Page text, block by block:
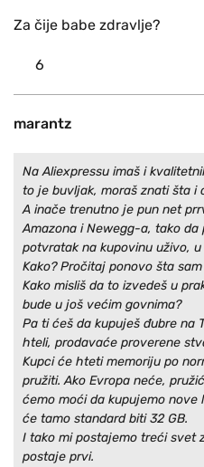
Za čije babe zdravlje?
6
marantz
Na Aliexpressu imaš i
to je buvljak, moraš znati šta i
A inače trenutno je pun net
Amazona i Newegg-a, tako
potvratak na kupovinu uživo,
Kako? Pročitaj ponovo šta
Kako misliš da to izvedeš u
bude u još većim govnima?
Pa ti ćeš da kupuješ đubre na
hteli, prodavaće proverene
Kupci će hteti memoriju po
pružiti. Ako Evropa neće,
ćemo moći da kupujemo nove
će tamo standard biti 32 GB.
I tako mi postajemo treći svet
postaje prvi.